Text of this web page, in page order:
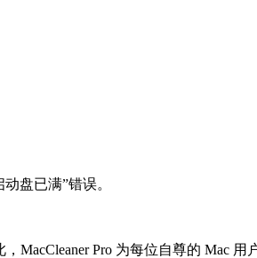
盘已满”错误。
Pro 为每位自尊的 Mac 用